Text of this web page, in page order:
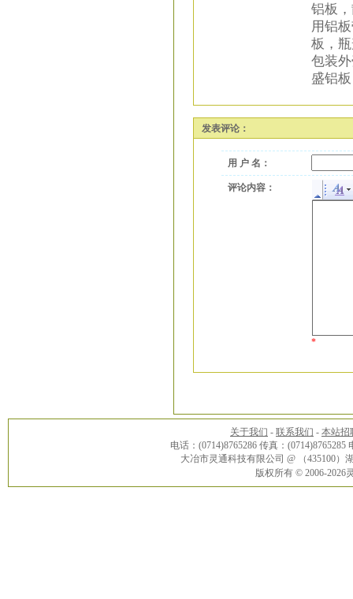
铝板
用铝
板，
包装
盛铝
发表评论：
用 户 名：
评论内容：
*
关于我们 - 联系我们 - 本站招
电话：(0714)8765286 传真：(0714)8765285
大冶市灵通科技有限公司 @ （435100
版权所有 © 2006-2026